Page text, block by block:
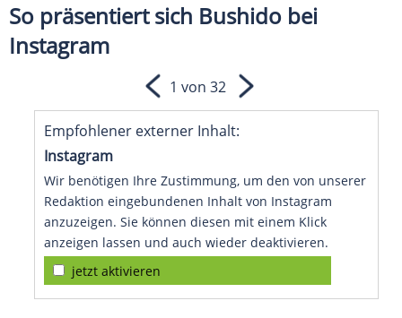
So präsentiert sich Bushido bei
Instagram
Empfohlener externer Inhalt:
Instagram
Wir benötigen Ihre Zustimmung, um den von unserer
Redaktion eingebundenen Inhalt von Instagram
anzuzeigen. Sie können diesen mit einem Klick
anzeigen lassen und auch wieder deaktivieren.
jetzt aktivieren
1 von 32